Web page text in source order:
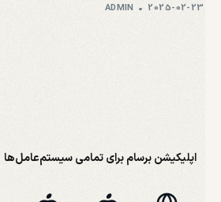
ADMIN 2025-02-23
اپلیکیشن برسام برای تمامی سیستم‌عامل‌ها